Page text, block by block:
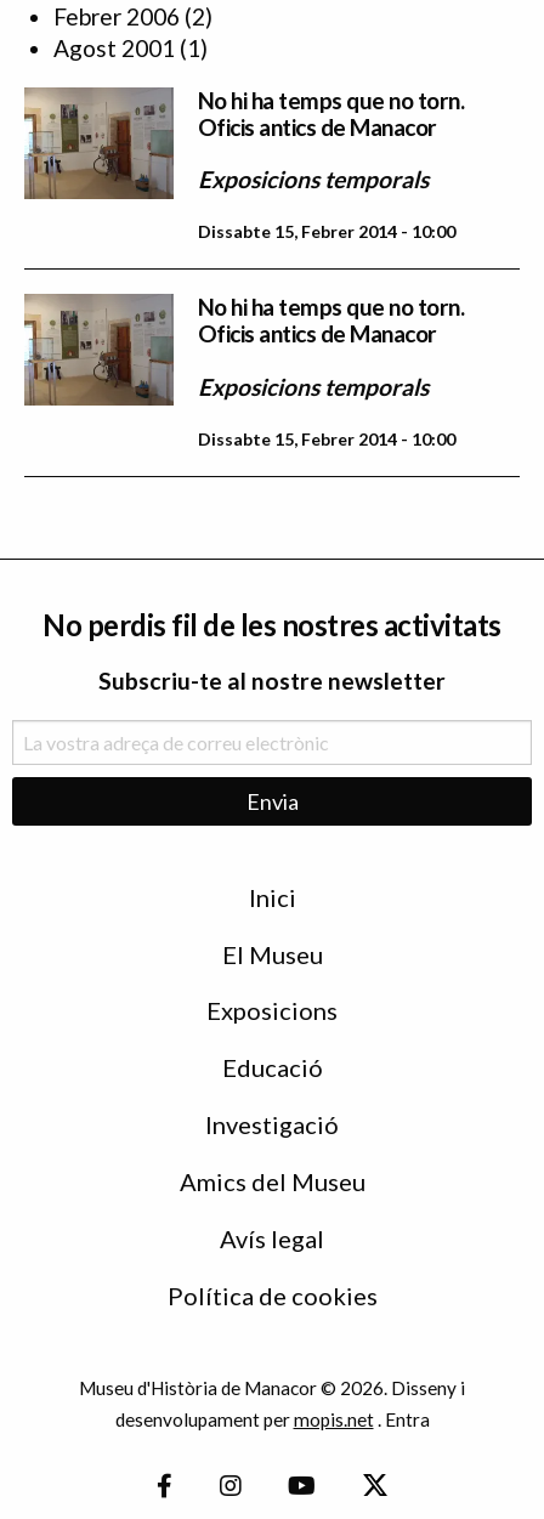
Febrer 2006 (2)
Agost 2001 (1)
No hi ha temps que no torn.
Oficis antics de Manacor
Exposicions temporals
Dissabte 15, Febrer 2014 - 10:00
No hi ha temps que no torn.
Oficis antics de Manacor
Exposicions temporals
Dissabte 15, Febrer 2014 - 10:00
No perdis fil de les nostres activitats
Subscriu-te al nostre newsletter
Inici
El Museu
Exposicions
Educació
Investigació
Amics del Museu
Avís legal
Política de cookies
Museu d'Història de Manacor © 2026. Disseny i
desenvolupament permopis.net. Entra